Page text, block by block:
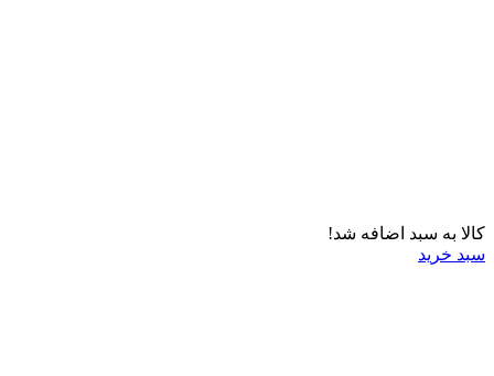
کالا به سبد اضافه شد!
سبد خرید